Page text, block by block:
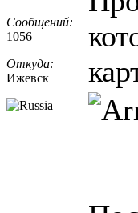
Сообщений:
1056
Откуда:
Ижевск